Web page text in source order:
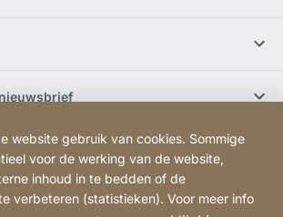
website gebruik van cookies. Sommige
voor de werking van de website,
inhoud in te bedden of de
verbeteren (statistieken). Voor meer info